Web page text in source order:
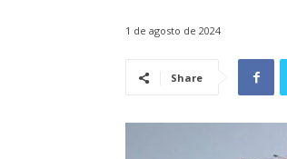
1 de agosto de 2024
Share